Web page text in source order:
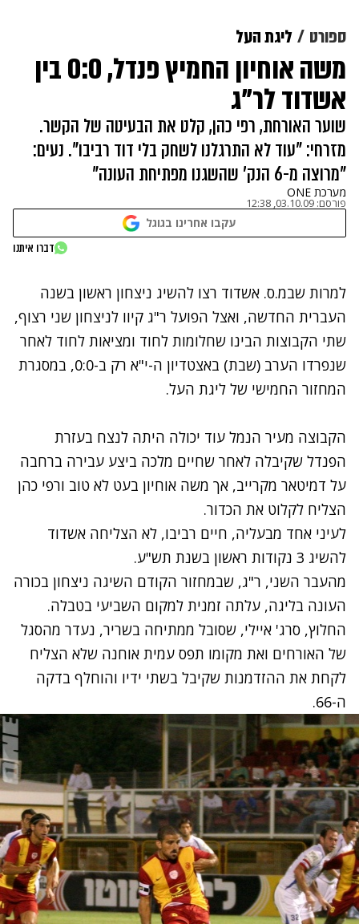
ספורט ליגת העל
משה אוחיון החמיץ פנדל, 0:0 בין
אשדוד לר"ג
שוער האורחת, רפי כהן, קלט את הבעיטה של הקשר.
מזרחי: "עוד לא התרגלנו לשחק בלי דוד רביבו". נעים:
"מרוצה מ-6 הנק' שהשגנו מפתיחת העונה"
מערכת ONE
פורסם: 03.10.09, 12:38
עקבו אחרינו בגוגל
דברו איתנו
נתקלנו בבעיה
נסה שוב
למרות שבמ.ס. אשדוד רצו להשיג ניצחון ראשון בשנה
העברית החדשה, ואצל הפועל ר"ג קיוו לניצחון שני רצוף,
שתי הקבוצות הבינו שחלומות לחוד ומציאות לחוד לאחר
שנפרדו הערב (שבת) באצטדיון ה-י"א רק ב-0:0, במסגרת
המחזור החמישי של ליגת העל.
הקבוצה מעיר הנמל עוד יכולה היתה לנצח בעזרת
הפנדל שקיבלה לאחר שחיים מלכה ביצע עבירה ברחבה
על דמיטאר מקרייב, אך משה אוחיון בעט לא טוב ורפי כהן
הצליח לקלוט את הכדור.
לעיני אחד מבעליה, חיים רביבו, לא הצליחה אשדוד
להשיג 3 נקודות ראשון בשנת תש"ע.
מהעבר השני, ר"ג, שבמחזור הקודם השיגה ניצחון בכורה
העונה בליגה, עלתה זמנית למקום השביעי בטבלה.
החלוץ, סרג' איילי, שסובל ממתיחה בשריר, נעדר מהסגל
של האורחים ואת מקומו תפס עמית אוחנה שלא הצליח
לקחת את ההזדמנות שקיבל בשתי ידיו והוחלף בדקה
ה-66.